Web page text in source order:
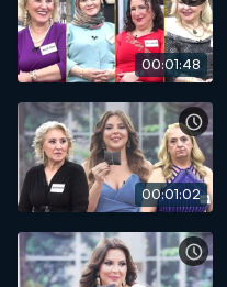
00:01:48
00:01:02